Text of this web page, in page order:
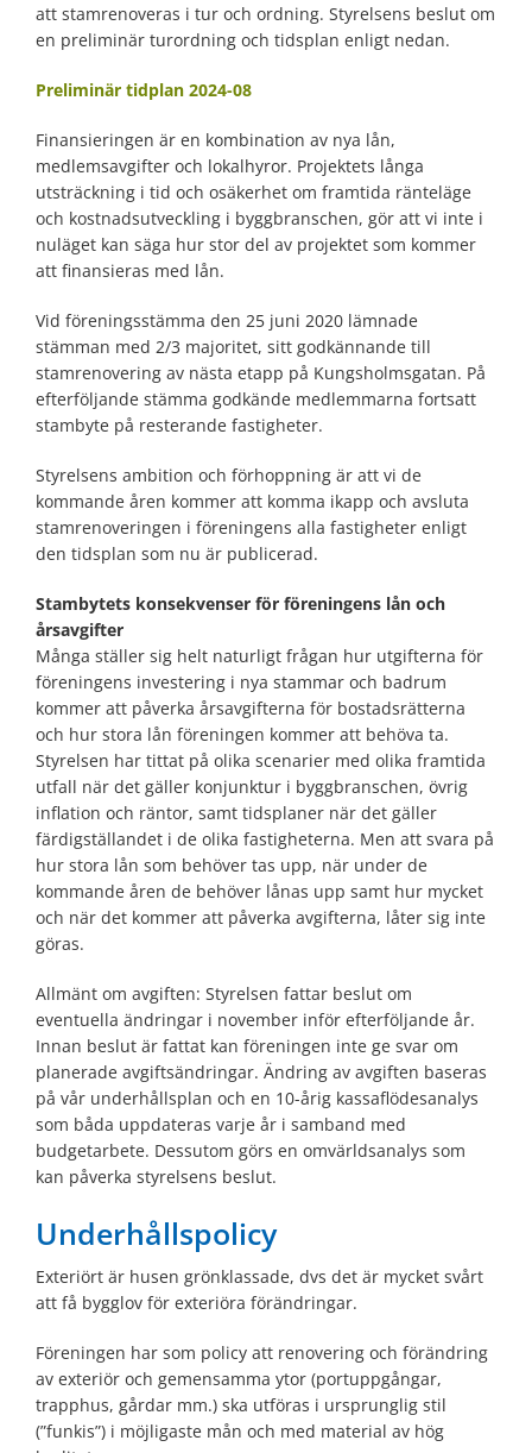
att stamrenoveras i tur och ordning. Styrelsens beslut om
en preliminär turordning och tidsplan enligt nedan.
Preliminär tidplan 2024-08
Finansieringen är en kombination av nya lån,
medlemsavgifter och lokalhyror. Projektets långa
utsträckning i tid och osäkerhet om framtida ränteläge
och kostnadsutveckling i byggbranschen, gör att vi inte i
nuläget kan säga hur stor del av projektet som kommer
att finansieras med lån.
Vid föreningsstämma den 25 juni 2020 lämnade
stämman med 2/3 majoritet, sitt godkännande till
stamrenovering av nästa etapp på Kungsholmsgatan. På
efterföljande stämma godkände medlemmarna fortsatt
stambyte på resterande fastigheter.
Styrelsens ambition och förhoppning är att vi de
kommande åren kommer att komma ikapp och avsluta
stamrenoveringen i föreningens alla fastigheter enligt
den tidsplan som nu är publicerad.
Stambytets konsekvenser för föreningens lån och
årsavgifter
Många ställer sig helt naturligt frågan hur utgifterna för
föreningens investering i nya stammar och badrum
kommer att påverka årsavgifterna för bostadsrätterna
och hur stora lån föreningen kommer att behöva ta.
Styrelsen har tittat på olika scenarier med olika framtida
utfall när det gäller konjunktur i byggbranschen, övrig
inflation och räntor, samt tidsplaner när det gäller
färdigställandet i de olika fastigheterna. Men att svara på
hur stora lån som behöver tas upp, när under de
kommande åren de behöver lånas upp samt hur mycket
och när det kommer att påverka avgifterna, låter sig inte
göras.
Allmänt om avgiften: Styrelsen fattar beslut om
eventuella ändringar i november inför efterföljande år.
Innan beslut är fattat kan föreningen inte ge svar om
planerade avgiftsändringar. Ändring av avgiften baseras
på vår underhållsplan och en 10-årig kassaflödesanalys
som båda uppdateras varje år i samband med
budgetarbete. Dessutom görs en omvärldsanalys som
kan påverka styrelsens beslut.
Underhållspolicy
Exteriört är husen grönklassade, dvs det är mycket svårt
att få bygglov för exteriöra förändringar.
Föreningen har som policy att renovering och förändring
av exteriör och gemensamma ytor (portuppgångar,
trapphus, gårdar mm.) ska utföras i ursprunglig stil
(”funkis”) i möjligaste mån och med material av hög